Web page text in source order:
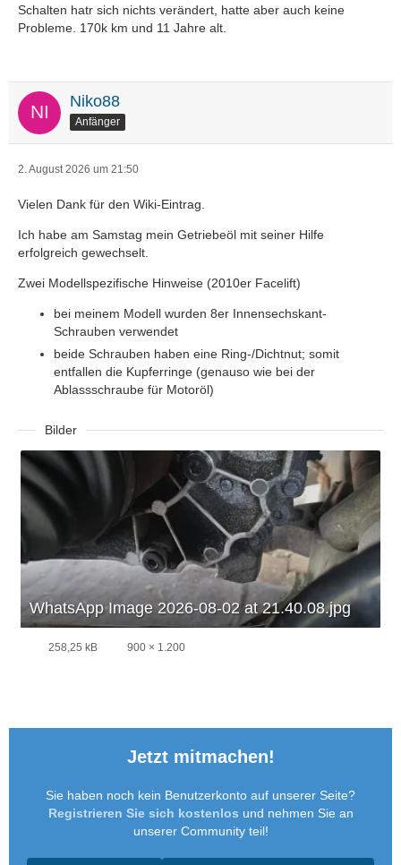
Schalten hatr sich nichts verändert, hatte aber auch keine
Probleme. 170k km und 11 Jahre alt.
Niko88
Anfänger
2. August 2026 um 21:50
Vielen Dank für den Wiki-Eintrag.
Ich habe am Samstag mein Getriebeöl mit seiner Hilfe
erfolgreich gewechselt.
Zwei Modellspezifische Hinweise (2010er Facelift)
bei meinem Modell wurden 8er Innensechskant-
Schrauben verwendet
beide Schrauben haben eine Ring-/Dichtnut; somit
entfallen die Kupferringe (genauso wie bei der
Ablassschraube für Motoröl)
Bilder
WhatsApp Image 2026-08-02 at 21.40.08.jpg
258,25 kB 900 × 1.200
Jetzt mitmachen!
Sie haben noch kein Benutzerkonto auf unserer Seite?
Registrieren Sie sich kostenlos und nehmen Sie an
unserer Community teil!